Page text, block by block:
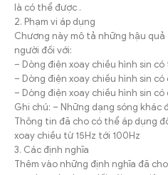
là có thể được .
2. Phạm vi áp dụng
Chương này mô tả những hậu
người đối với:
– Dòng điện xoay chiều hình sin
– Dòng điện xoay chiều hình sin có
– Dòng điện xoay chiều hình sin có
Ghi chú: – Những dạng sóng khác
Thông tin đã cho có thể áp dụng
xoay chiều từ 15Hz tới 100Hz
3. Các định nghĩa
Thêm vào những định nghĩa đã